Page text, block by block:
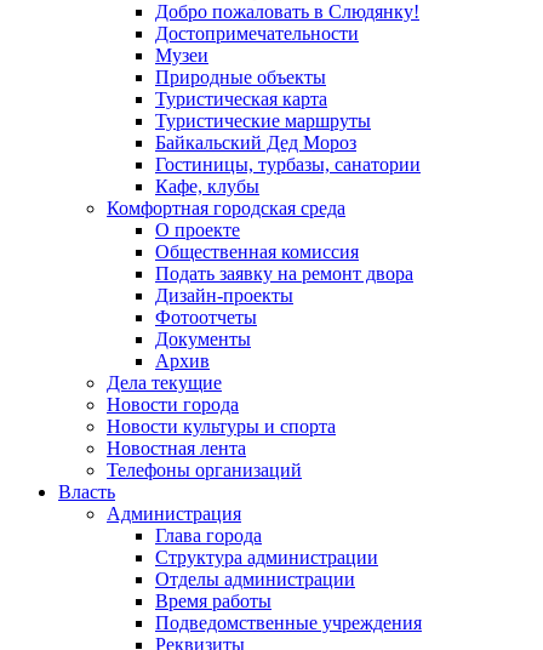
Добро пожаловать в Слюдянку!
Достопримечательности
Музеи
Природные объекты
Туристическая карта
Туристические маршруты
Байкальский Дед Мороз
Гостиницы, турбазы, санатории
Кафе, клубы
Комфортная городская среда
О проекте
Общественная комиссия
Подать заявку на ремонт двора
Дизайн-проекты
Фотоотчеты
Документы
Архив
Дела текущие
Новости города
Новости культуры и спорта
Новостная лента
Телефоны организаций
Власть
Администрация
Глава города
Структура администрации
Отделы администрации
Время работы
Подведомственные учреждения
Реквизиты